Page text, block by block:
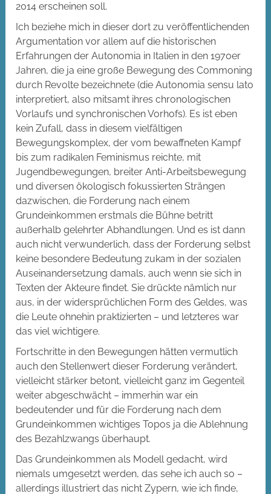
2014 erscheinen soll.
Ich beziehe mich in dieser dort zu veröffentlichenden
Argumentation vor allem auf die historischen
Erfahrungen der Autonomia in Italien in den 1970er
Jahren, die ja eine große Bewegung des Commoning
durch Revolte bezeichnete (die Autonomia sensu lato
interpretiert, also mitsamt ihres chronologischen
Vorlaufs und synchronischen Vorhofs). Es ist eben
kein Zufall, dass in diesem vielfältigen
Bewegungskomplex, der vom bewaffneten Kampf
bis zum radikalen Feminismus reichte, mit
Jugendbewegungen, breiter Anti-Arbeitsbewegung
und diversen ökologisch fokussierten Strängen
dazwischen, die Forderung nach einem
Grundeinkommen erstmals die Bühne betritt
außerhalb gelehrter Abhandlungen. Und es ist dann
auch nicht verwunderlich, dass der Forderung selbst
keine besondere Bedeutung zukam in der sozialen
Auseinandersetzung damals, auch wenn sie sich in
Texten der Akteure findet. Sie drückte nämlich nur
aus, in der widersprüchlichen Form des Geldes, was
die Leute ohnehin praktizierten – und letzteres war
das viel wichtigere.
Fortschritte in den Bewegungen hätten vermutlich
auch den Stellenwert dieser Forderung verändert,
vielleicht stärker betont, vielleicht ganz im Gegenteil
weiter abgeschwächt – immerhin war ein
bedeutender und für die Forderung nach dem
Grundeinkommen wichtiges Topos ja die Ablehnung
des Bezahlzwangs überhaupt.
Das Grundeinkommen als Modell gedacht, wird
niemals umgesetzt werden, das sehe ich auch so –
allerdings illustriert das nicht Zypern, wie ich finde,